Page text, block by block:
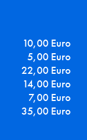
10,00 Euro
5,00 Euro
22,00 Euro
14,00 Euro
7,00 Euro
35,00 Euro